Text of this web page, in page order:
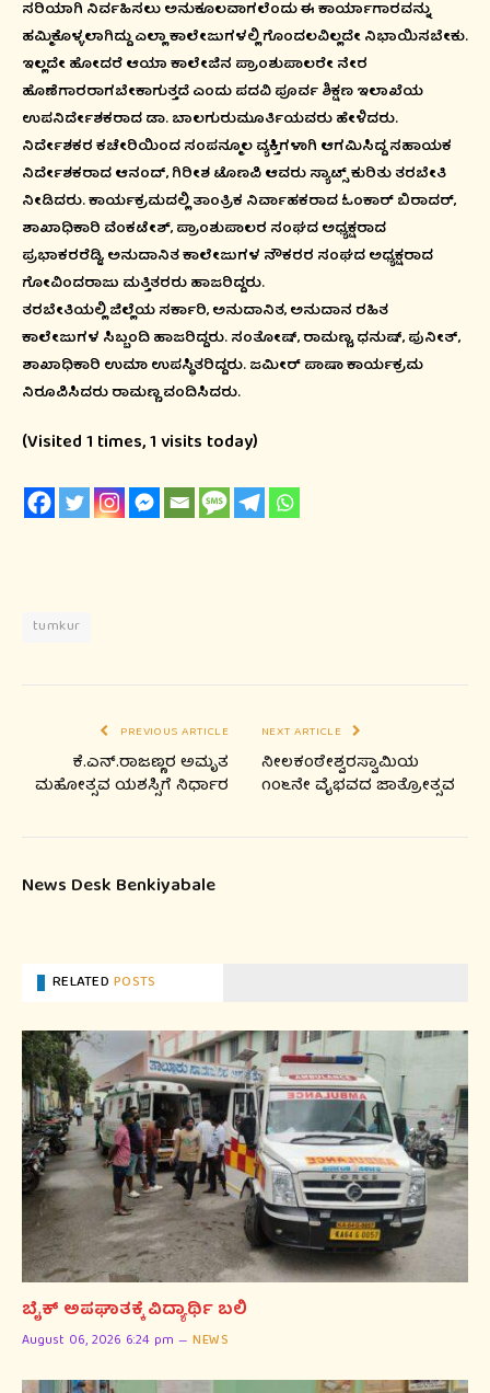
ಸರಿಯಾಗಿ ನಿರ್ವಹಿಸಲು ಅನುಕೂಲವಾಗಲೆಂದು ಈ ಕಾರ್ಯಾಗಾರವನ್ನು
ಹಮ್ಮಿಕೊಳ್ಳಲಾಗಿದ್ದು ಎಲ್ಲಾ ಕಾಲೇಜುಗಳಲ್ಲಿ ಗೊಂದಲವಿಲ್ಲದೇ ನಿಭಾಯಿಸಬೇಕು.
ಇಲ್ಲದೇ ಹೋದರೆ ಆಯಾ ಕಾಲೇಜಿನ ಪ್ರಾಂಶುಪಾಲರೇ ನೇರ
ಹೊಣೆಗಾರರಾಗಬೇಕಾಗುತ್ತದೆ ಎಂದು ಪದವಿ ಪೂರ್ವ ಶಿಕ್ಷಣ ಇಲಾಖೆಯ
ಉಪನಿರ್ದೇಶಕರಾದ ಡಾ. ಬಾಲಗುರುಮೂರ್ತಿಯವರು ಹೇಳಿದರು.
ನಿರ್ದೇಶಕರ ಕಚೇರಿಯಿಂದ ಸಂಪನ್ಮೂಲ ವ್ಯಕ್ತಿಗಳಾಗಿ ಆಗಮಿಸಿದ್ದ ಸಹಾಯಕ
ನಿರ್ದೇಶಕರಾದ ಆನಂದ್, ಗಿರೀಶ ಟೊಣಪಿ ಆವರು ಸ್ಯಾಟ್ಸ್ ಕುರಿತು ತರಬೇತಿ
ನೀಡಿದರು. ಕಾರ್ಯಕ್ರಮದಲ್ಲಿ ತಾಂತ್ರಿಕ ನಿರ್ವಾಹಕರಾದ ಓಂಕಾರ್ ಬಿರಾದರ್,
ಶಾಖಾಧಿಕಾರಿ ವೆಂಕಟೇಶ್, ಪ್ರಾಂಶುಪಾಲರ ಸಂಘದ ಅಧ್ಯಕ್ಷರಾದ
ಪ್ರಭಾಕರರೆಡ್ಡಿ, ಅನುದಾನಿತ ಕಾಲೇಜುಗಳ ನೌಕರರ ಸಂಘದ ಅಧ್ಯಕ್ಷರಾದ
ಗೋವಿಂದರಾಜು ಮತ್ತಿತರರು ಹಾಜರಿದ್ದರು.
ತರಬೇತಿಯಲ್ಲಿ ಜಿಲ್ಲೆಯ ಸರ್ಕಾರಿ, ಅನುದಾನಿತ, ಅನುದಾನ ರಹಿತ
ಕಾಲೇಜುಗಳ ಸಿಬ್ಬಂದಿ ಹಾಜರಿದ್ದರು. ಸಂತೋಷ್, ರಾಮಣ್ಣ, ಧನುಷ್, ಪುನೀತ್,
ಶಾಖಾಧಿಕಾರಿ ಉಮಾ ಉಪಸ್ಥಿತರಿದ್ದರು. ಜಮೀರ್ ಪಾಷಾ ಕಾರ್ಯಕ್ರಮ
ನಿರೂಪಿಸಿದರು ರಾಮಣ್ಣ ವಂದಿಸಿದರು.
(Visited 1 times, 1 visits today)
tumkur
PREVIOUS ARTICLE
ಕೆ.ಎನ್.ರಾಜಣ್ಣರ ಅಮೃತ
ಮಹೋತ್ಸವ ಯಶಸ್ಸಿಗೆ ನಿರ್ಧಾರ
NEXT ARTICLE
ನೀಲಕಂಠೇಶ್ವರಸ್ವಾಮಿಯ
೧೦೬ನೇ ವೈಭವದ ಜಾತ್ರೋತ್ಸವ
News Desk Benkiyabale
RELATEDPOSTS
ಬೈಕ್ ಅಪಘಾತಕ್ಕೆ ವಿದ್ಯಾರ್ಥಿ ಬಲಿ
August 06, 2026 6:24 pm NEWS